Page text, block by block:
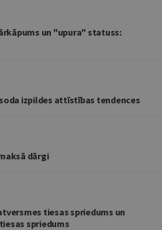
un "upura" statuss:
izpildes attīstības tendences
dārgi
tiesas spriedums un
spriedums